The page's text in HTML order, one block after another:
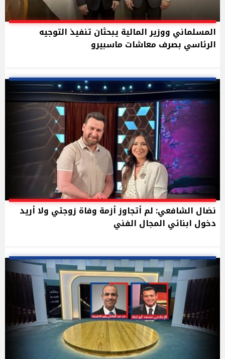
المسلماني ووزير المالية يبحثان تنفيذ التوجيه
الرئاسي بصرف معاشات ماسبيرو
نضال الشافعي: لم أتجاوز أزمة وفاة زوجتي ولا أريد
دخول ابنائي المجال الفني